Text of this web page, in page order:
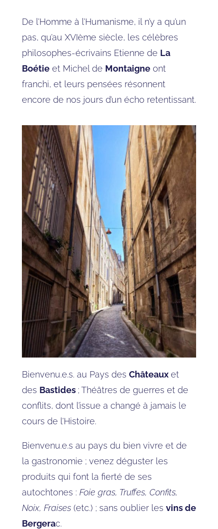
De l’Homme à l’Humanisme, il n’y a qu’un
pas, qu’au XVIème siècle, les célèbres
philosophes-écrivains Etienne de La
Boétieet Michel de Montaigneont
franchi, et leurs pensées résonnent
encore de nos jours d’un écho retentissant.
Bienvenu.e.s. au Pays des Châteauxet
des Bastides ; Théâtres de guerres et de
conflits, dont l’issue a changé à jamais le
cours de l’Histoire.
Bienvenu.e.s au pays du bien vivre et de
la gastronomie ; venez déguster les
produits qui font la fierté de ses
autochtones : Foie gras, Truffes, Confits,
Noix, Fraises(etc.) ; sans oublier les vins de
Bergerac.